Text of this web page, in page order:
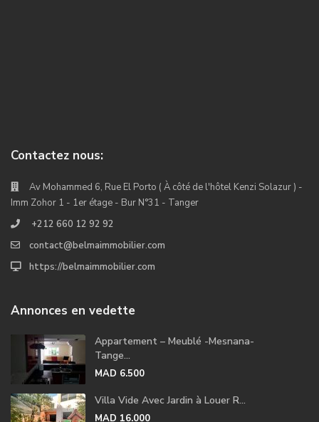
Contactez nous:
Av Mohammed 6, Rue El Porto ( À côté de l'hôtel Kenzi Solazur ) -
Imm Zohor 1 - 1er étage - Bur N°31 - Tanger
+212 660 12 92 92
contact@belmaimmobilier.com
https://belmaimmobilier.com
Annonces en vedette
Appartement – Meublé -Mesnana-
Tange...
MAD 6.500
Villa Vide Avec Jardin à Louer R...
MAD 16.000